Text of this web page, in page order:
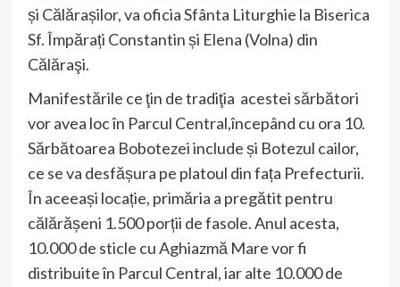
și Călărașilor, va oficia Sfânta Liturghie la Biserica
Sf. Împărați Constantin și Elena (Volna) din
Călăraşi.
Manifestările ce ţin de tradiţia acestei sărbători
vor avea loc în Parcul Central,începând cu ora 10.
Sărbătoarea Bobotezei include și Botezul cailor,
ce se va desfășura pe platoul din fața Prefecturii.
În aceeași locație, primăria a pregătit pentru
călărășeni 1.500 porții de fasole. Anul acesta,
10.000 de sticle cu Aghiazmă Mare vor fi
distribuite în Parcul Central, iar alte 10.000 de